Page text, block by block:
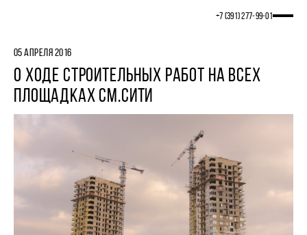
+7 (391) 277‒99‒01
05 АПРЕЛЯ 2016
О ХОДЕ СТРОИТЕЛЬНЫХ РАБОТ НА ВСЕХ
ПЛОЩАДКАХ СМ.СИТИ